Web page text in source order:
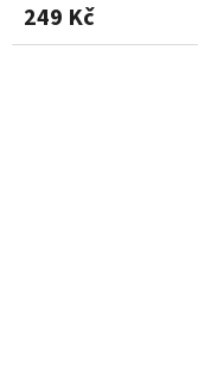
249 Kč